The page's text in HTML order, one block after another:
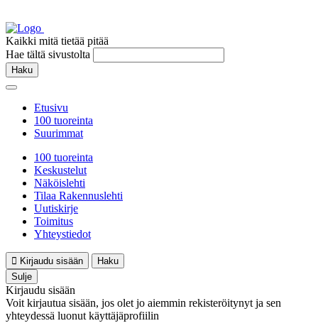
Kaikki mitä tietää pitää
Hae tältä sivustolta
Haku
Etusivu
100 tuoreinta
Suurimmat
100 tuoreinta
Keskustelut
Näköislehti
Tilaa Rakennuslehti
Uutiskirje
Toimitus
Yhteystiedot
Kirjaudu sisään
Haku
Sulje
Kirjaudu sisään
Voit kirjautua sisään, jos olet jo aiemmin rekisteröitynyt ja sen
yhteydessä luonut käyttäjäprofiilin